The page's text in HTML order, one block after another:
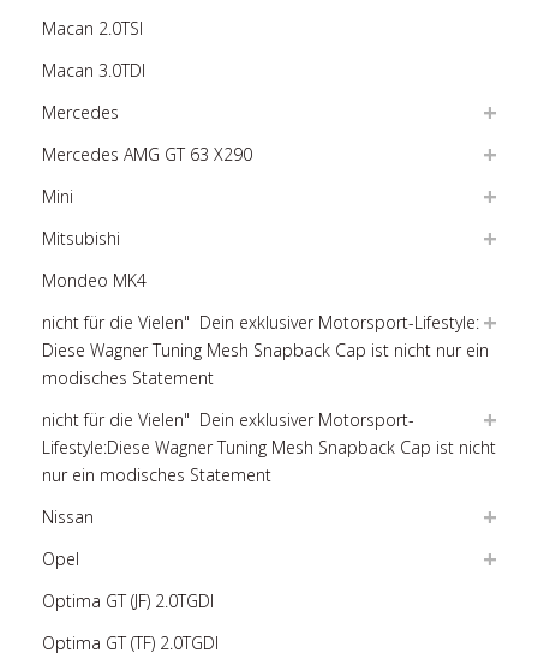
Macan 2.0TSI
Macan 3.0TDI
Mercedes
Mercedes AMG GT 63 X290
Mini
Mitsubishi
Mondeo MK4
nicht für die Vielen"  Dein exklusiver Motorsport-Lifestyle:
Diese Wagner Tuning Mesh Snapback Cap ist nicht nur ein
modisches Statement
nicht für die Vielen"  Dein exklusiver Motorsport-
Lifestyle:Diese Wagner Tuning Mesh Snapback Cap ist nicht
nur ein modisches Statement
Nissan
Opel
Optima GT (JF) 2.0TGDI
Optima GT (TF) 2.0TGDI